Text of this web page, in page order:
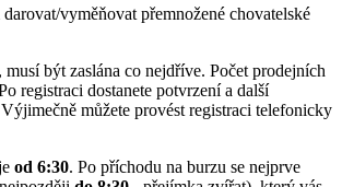
vyměňovat přemnožené chovatelské
musí být zaslána co nejdříve. Počet prodejních
registraci dostanete potvrzení a další
můžete provést registraci telefonicky
od 6:30. Po příchodu na burzu se nejprve